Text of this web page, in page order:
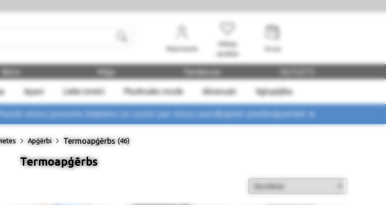
Mans konts
Vēlmju
saraksts
Apavi Lielie izmēri Pludmales mode Aksesuāri Ilgtspējība
Māja Tendences
Pasūti mūsu jaunumu biļetenu un uzzini par mūsu jaunākajiem piedāvājumiem ➤
Apģērbi Termoapģērbs (46)
Termoapģērbs